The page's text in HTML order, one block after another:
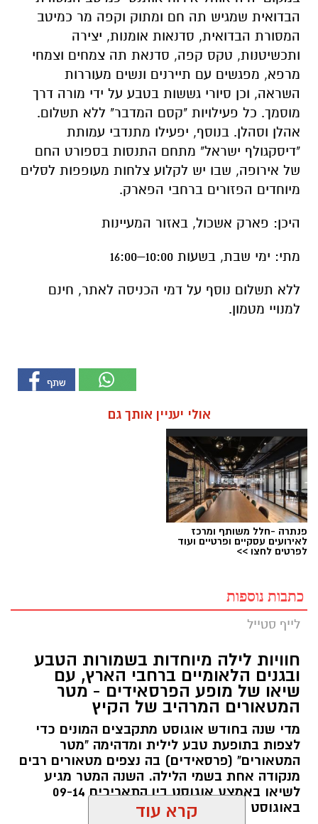
הבדואית שמגיש תה חם ומתוק וקפה מר כמיטב
המסורת הבדואית, סדנאות אומנות, יצירה
ותכשיטנות, טקס קפה, סדנאת תה צמחים וצמחי
מרפא, מפגשים עם תיירנים ונשים מעוררות
השראה, וכן סיורי גששות בטבע על ידי מורה דרך
מוסמך. כל פעילויות "קסם המדבר" ללא תשלום.
אהלן וסהלן. בנוסף, יפעילו מתנדבי עמותת
"דיסקגולף ישראל" מתחם התנסות בספורט החם
של אירופה, שבו יש לקלוע צלחות מעופפות לסלים
מיוחדים הפזורים ברחבי הפארק.
היכן: פארק אשכול, באזור המעיינות
מתי: ימי שבת, בשעות 10:00–16:00
ללא תשלום נוסף על דמי הכניסה לאתר, חינם
למנויי מטמון.
אולי יעניין אותך גם
פנתרה -חלל משותף ומרכז
לאירועים עסקיים ופרטיים ועוד
לפרטים לחצו >>
כתבות נוספות
לייף סטייל
חוויות לילה מיוחדות בשמורות הטבע
ובגנים הלאומיים ברחבי הארץ, עם
שיאו של מופע הפרסאידים - מטר
המטאורים המרהיב של הקיץ
מדי שנה בחודש אוגוסט מתקבצים המונים כדי
לצפות בתופעת טבע לילית ומדהימה "מטר
המטאורים" (פרסאידים) בה נצפים מטאורים רבים
מנקודה אחת בשמי הלילה. השנה המטר מגיע
לשיאו באמצע אוגוסט בין התאריכים 09-14
באוגוסט 2026.
קרא עוד